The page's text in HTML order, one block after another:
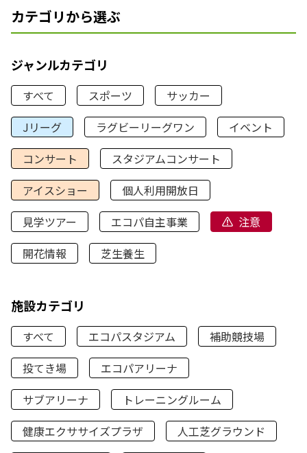
カテゴリから選ぶ
ジャンルカテゴリ
すべて スポーツ
サッカー
Jリーグ
ラグビーリーグワン
イベント
コンサート
スタジアムコンサート
アイスショー
個人利用開放日
見学ツアー
エコパ自主事業
注意
開花情報
芝生養生
施設カテゴリ
すべて エコパスタジアム
補助競技場
投てき場
エコパアリーナ
サブアリーナ
トレーニングルーム
健康エクササイズプラザ
人工芝グラウンド